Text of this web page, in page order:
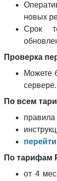
новых
Срок
Проверка
Можете
сервере.
По всем
По тарифам
от 4